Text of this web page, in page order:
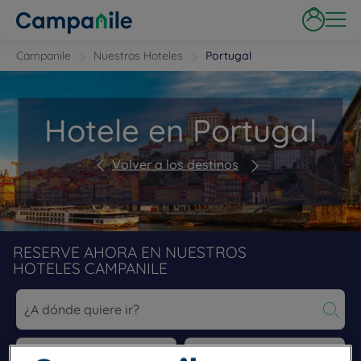
Campanile Nuestros Hoteles Portugal
Hotele en Portugal
Volver a los destinos
RESERVE AHORA EN NUESTROS
HOTELES CAMPANILE